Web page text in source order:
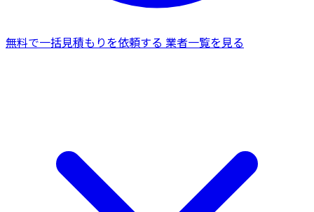
無料で一括見積もりを依頼する 業者一覧を見る